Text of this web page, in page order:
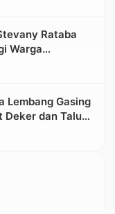
Rataba
Warga
Pepasan
Lembang Gasing
Deker dan Talut
Lembang